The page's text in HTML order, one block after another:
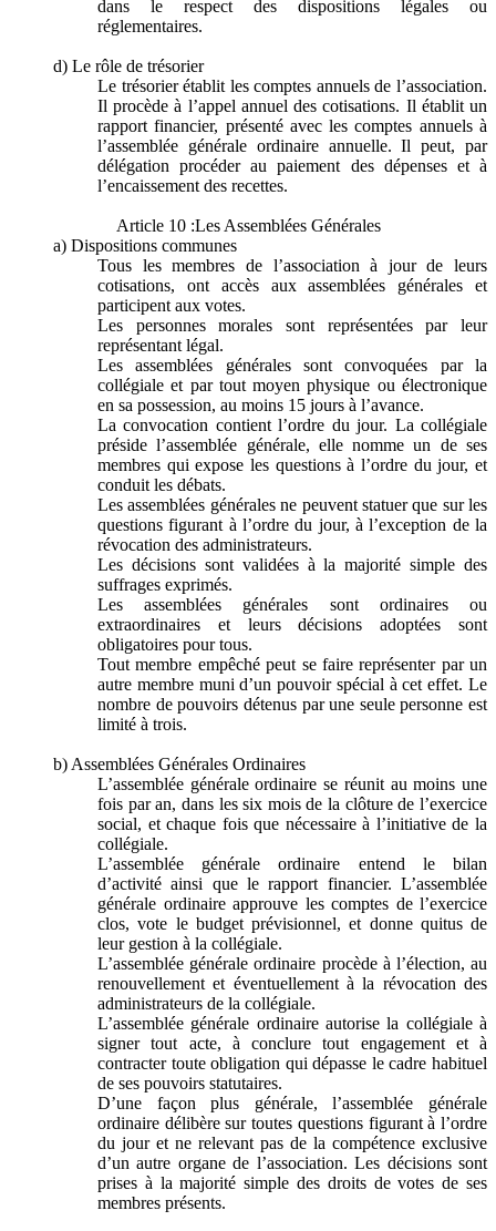
dans le respect des dispositions légales ou
réglementaires.
d) Le rôle de trésorier
Le trésorier établit les comptes annuels de l’association.
Il procède à l’appel annuel des cotisations. Il établit un
rapport financier, présenté avec les comptes annuels à
l’assemblée générale ordinaire annuelle. Il peut, par
délégation procéder au paiement des dépenses et à
l’encaissement des recettes.
Article 10 :Les Assemblées Générales
a) Dispositions communes
Tous les membres de l’association à jour de leurs
cotisations, ont accès aux assemblées générales et
participent aux votes.
Les personnes morales sont représentées par leur
représentant légal.
Les assemblées générales sont convoquées par la
collégiale et par tout moyen physique ou électronique
en sa possession, au moins 15 jours à l’avance.
La convocation contient l’ordre du jour. La collégiale
préside l’assemblée générale, elle nomme un de ses
membres qui expose les questions à l’ordre du jour, et
conduit les débats.
Les assemblées générales ne peuvent statuer que sur les
questions figurant à l’ordre du jour, à l’exception de la
révocation des administrateurs.
Les décisions sont validées à la majorité simple des
suffrages exprimés.
Les assemblées générales sont ordinaires ou
extraordinaires et leurs décisions adoptées sont
obligatoires pour tous.
Tout membre empêché peut se faire représenter par un
autre membre muni d’un pouvoir spécial à cet effet. Le
nombre de pouvoirs détenus par une seule personne est
limité à trois.
b) Assemblées Générales Ordinaires
L’assemblée générale ordinaire se réunit au moins une
fois par an, dans les six mois de la clôture de l’exercice
social, et chaque fois que nécessaire à l’initiative de la
collégiale.
L’assemblée générale ordinaire entend le bilan
d’activité ainsi que le rapport financier. L’assemblée
générale ordinaire approuve les comptes de l’exercice
clos, vote le budget prévisionnel, et donne quitus de
leur gestion à la collégiale.
L’assemblée générale ordinaire procède à l’élection, au
renouvellement et éventuellement à la révocation des
administrateurs de la collégiale.
L’assemblée générale ordinaire autorise la collégiale à
signer tout acte, à conclure tout engagement et à
contracter toute obligation qui dépasse le cadre habituel
de ses pouvoirs statutaires.
D’une façon plus générale, l’assemblée générale
ordinaire délibère sur toutes questions figurant à l’ordre
du jour et ne relevant pas de la compétence exclusive
d’un autre organe de l’association. Les décisions sont
prises à la majorité simple des droits de votes de ses
membres présents.